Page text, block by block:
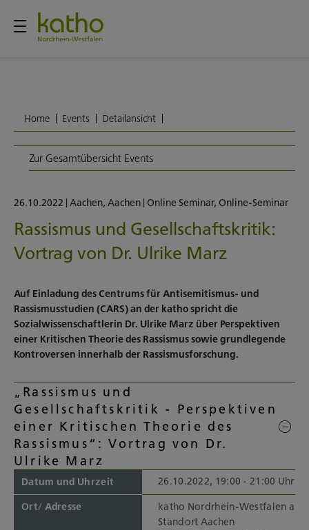
Home Events Detailansicht
Zur Gesamtübersicht Events
26.10.2022 Aachen, Aachen Online Seminar, Online-Seminar
Rassismus und Gesellschaftskritik:
Vortrag von Dr. Ulrike Marz
Auf Einladung des Centrums für Antisemitismus- und
Rassismusstudien (CARS) an der katho spricht die
Sozialwissenschaftlerin Dr. Ulrike Marz über Perspektiven
einer Kritischen Theorie des Rassismus sowie grundlegende
Kontroversen innerhalb der Rassismusforschung.
„Rassismus und
Gesellschaftskritik - Perspektiven
einer Kritischen Theorie des
Rassismus“: Vortrag von Dr.
Ulrike Marz
Datum und Uhrzeit 26.10.2022, 19:00 - 21:00 Uhr
Ort/ Adresse
katho Nordrhein-Westfalen am
Standort Aachen